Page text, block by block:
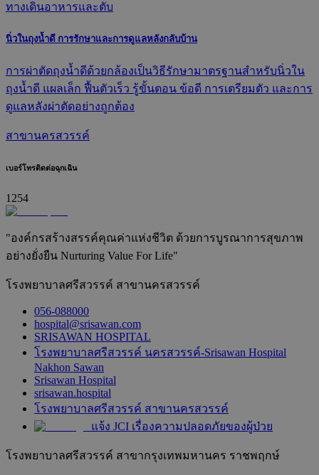
ทางเดินอาหารและตับ
นิ่วในถุงน้ำดี การรักษาและการดูแลหลังกลับบ้าน
การผ่าตัดถุงน้ำดีด้วยกล้องเป็นวิธีรักษามาตรฐานสำหรับนิ่วใน
ถุงน้ำดี แผลเล็ก ฟื้นตัวเร็ว รู้ขั้นตอน ข้อดี การเตรียมตัว และการ
ดูแลหลังผ่าตัดอย่างถูกต้อง
สาขานครสวรรค์
เบอร์โทรติดต่อฉุกเฉิน
1254
"องค์กรสร้างสรรค์คุณค่าแห่งชีวิต ด้วยการบูรณาการสุขภาพ
อย่างยั่งยืน Nurturing Value For Life"
โรงพยาบาลศรีสวรรค์ สาขานครสวรรค์
056-088000
hospital@srisawan.com
SRISAWAN HOSPITAL
โรงพยาบาลศรีสวรรค์ นครสวรรค์-Srisawan Hospital
Nakhon Sawan
Srisawan Hospital
srisawan.hospital
โรงพยาบาลศรีสวรรค์ สาขานครสวรรค์
แจ้ง JCI เรื่องความปลอดภัยของผู้ป่วย
โรงพยาบาลศรีสวรรค์ สาขากรุงเทพมหานคร ราชพฤกษ์